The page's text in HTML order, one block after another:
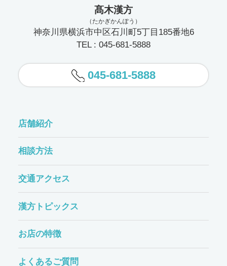
髙木漢方
（たかぎかんぽう）
神奈川県横浜市中区石川町5丁目185番地6
TEL : 045-681-5888
045-681-5888
店舗紹介
相談方法
交通アクセス
漢方トピックス
お店の特徴
よくあるご質問